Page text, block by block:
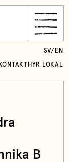
KONTAKT HYR LOKAL
SV/ EN
B